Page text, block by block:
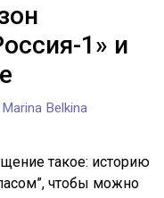
1» и
Marina Belkina
такое: историю
чтобы можно